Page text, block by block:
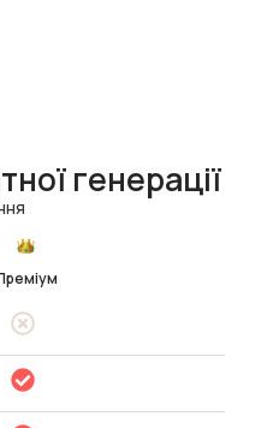
генерації